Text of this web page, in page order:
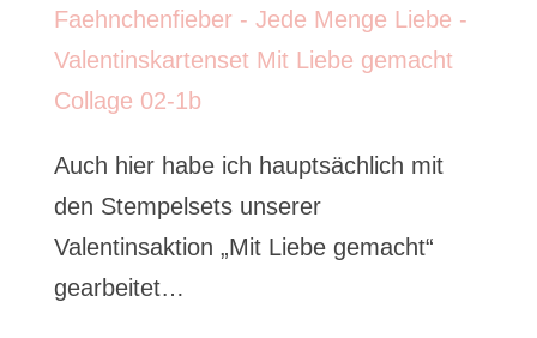
Auch hier habe ich hauptsächlich mit
den Stempelsets unserer
Valentinsaktion „Mit Liebe gemacht“
gearbeitet…